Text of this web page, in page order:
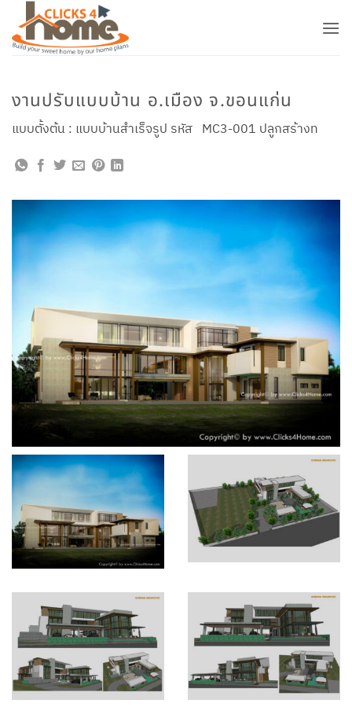
ยัง
งานปรับแบบบ้าน อ.เมือง จ.ขอนแก่น
แบบตั้งต้น : แบบบ้านสำเร็จรูป รหัส MC3-001 ปลูกสร้างท